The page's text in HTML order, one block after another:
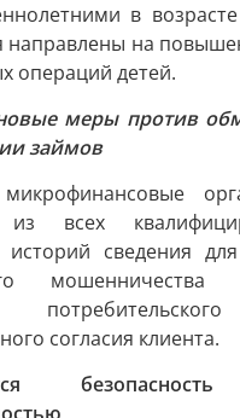
в
направлены на
операций детей.
меры против
займов
из всех
историй сведения
согласия клиента.